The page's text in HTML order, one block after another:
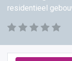
residentieel